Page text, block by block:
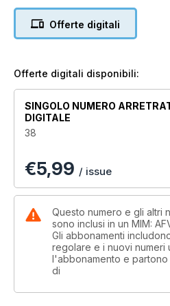
22
depicting a scene
32 LEGENDARY LANDSHIP
Some strategic enhancements
40 MUNGA; ‘MEHRZWECK
Photo-references for the Cold
‘MUNGA’
44 EXPERIMENTAL
Takom’s 1:35 St
52 THE TANK
The construction, painting and
KV-2
Meng 1:35 US Army
Offerte digitali
Offerte digitali disponibili:
SINGOLO NUMERO
DIGITALE
38
€5,99 / issue
Questo numero e gli altri
sono inclusi in un MIM:
Gli abbonamenti
regolare e i nuovi numeri
l'abbonamento e
di